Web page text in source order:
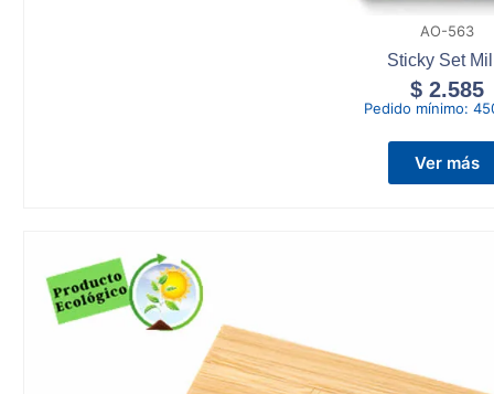
AO-563
Sticky Set
$ 2.585
Pedido mínimo:
Ver más